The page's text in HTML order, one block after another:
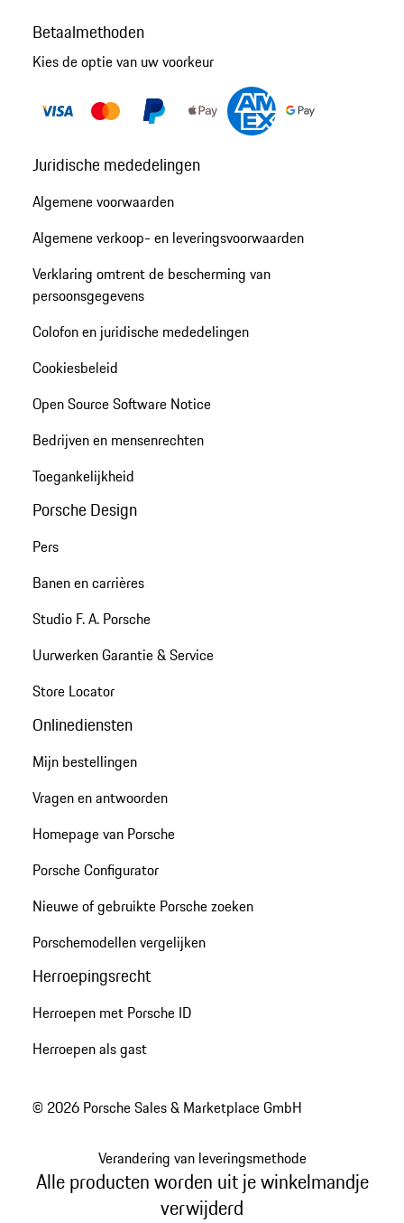
Betaalmethoden
Kies de optie van uw voorkeur
Juridische mededelingen
Algemene voorwaarden
Algemene verkoop- en leveringsvoorwaarden
Verklaring omtrent de bescherming van
persoonsgegevens
Colofon en juridische mededelingen
Cookiesbeleid
Open Source Software Notice
Bedrijven en mensenrechten
Toegankelijkheid
Porsche Design
Pers
Banen en carrières
Studio F. A. Porsche
Uurwerken Garantie & Service
Store Locator
Onlinediensten
Mijn bestellingen
Vragen en antwoorden
Homepage van Porsche
Porsche Configurator
Nieuwe of gebruikte Porsche zoeken
Porschemodellen vergelijken
Herroepingsrecht
Herroepen met Porsche ID
Herroepen als gast
© 2026 Porsche Sales & Marketplace GmbH
Verandering van leveringsmethode
Alle producten worden uit je winkelmandje
verwijderd